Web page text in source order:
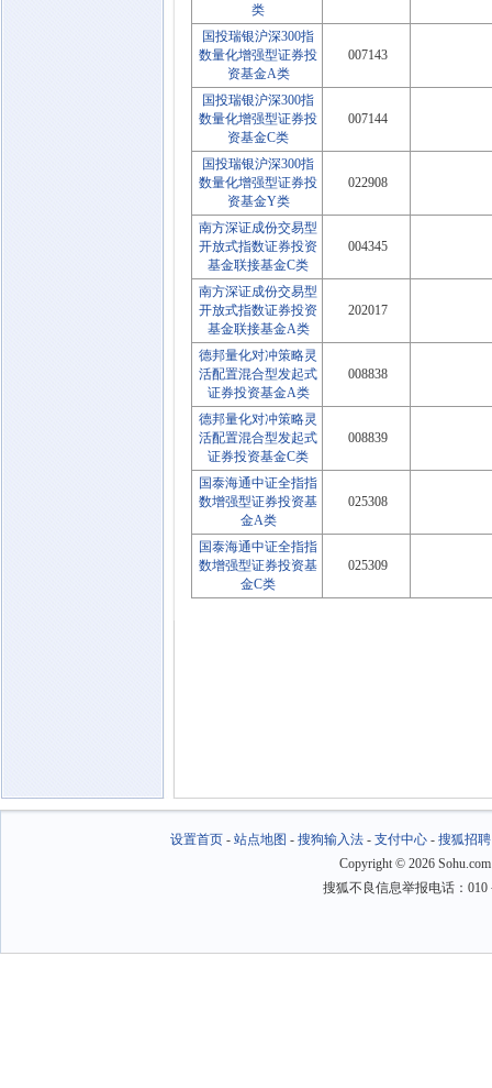
类
国投瑞银沪深300指
数量化增强型证券投
资基金A类
007143
国投瑞银沪深300指
数量化增强型证券投
资基金C类
007144
国投瑞银沪深300指
数量化增强型证券投
资基金Y类
022908
南方深证成份交易型
开放式指数证券投资
基金联接基金C类
004345
南方深证成份交易型
开放式指数证券投资
基金联接基金A类
202017
德邦量化对冲策略灵
活配置混合型发起式
证券投资基金A类
008838
德邦量化对冲策略灵
活配置混合型发起式
证券投资基金C类
008839
国泰海通中证全指指
数增强型证券投资基
金A类
025308
国泰海通中证全指指
数增强型证券投资基
金C类
025309
设置首页- 站点地图 - 搜狗输入法- 支付中心- 搜狐招聘
Copyright © 2026
搜狐不良信息举报电话：010